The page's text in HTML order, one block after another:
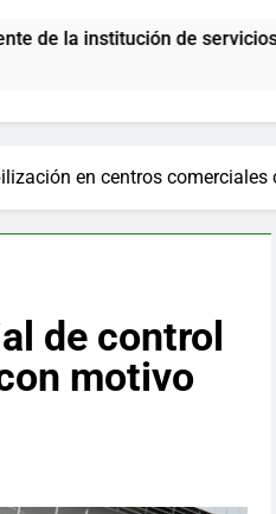
servicios y asistencia social
en centros
de control
motivo